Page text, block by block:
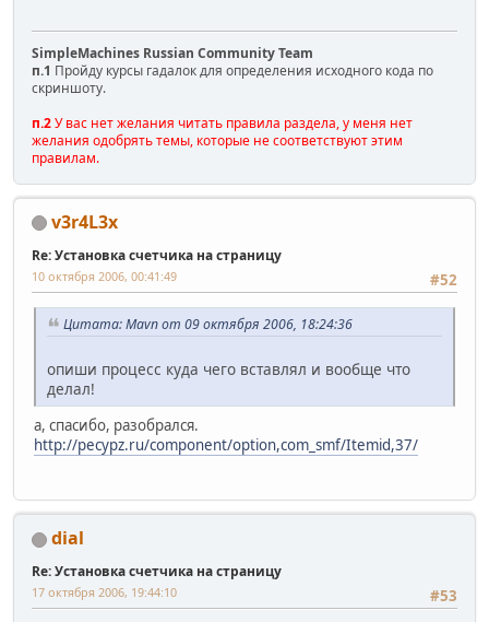
SimpleMachines Russian Community Team
п.1 Пройду курсы гадалок для определения исходного кода по
скриншоту.
п.2У вас нет желания читать правила раздела, у меня нет
желания одобрять темы, которые не соответствуют этим
правилам.
v3r4L3x
Re: Установка счетчика на страницу
#52
10 октября 2006, 00:41:49
Цитата: Mavn от 09 октября 2006, 18:24:36
опиши процесс куда чего вставлял и вообще что
делал!
а, спасибо, разобрался.
http://pecypz.ru/component/option,com_smf/Itemid,37/
dial
Re: Установка счетчика на страницу
#53
17 октября 2006, 19:44:10